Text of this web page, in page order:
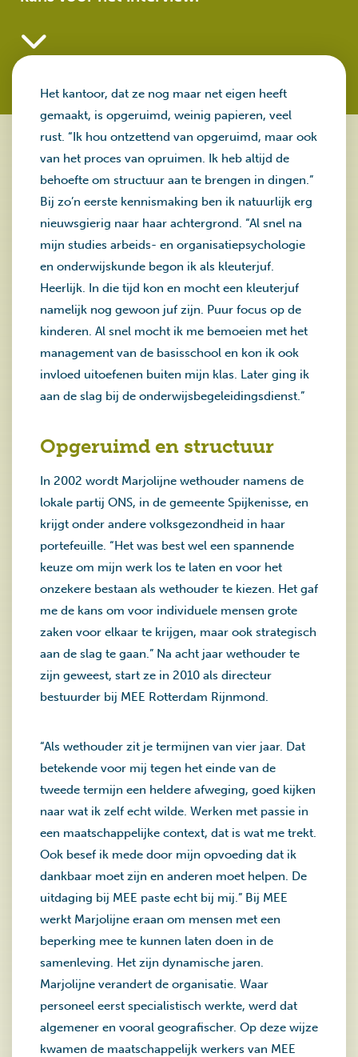
Het kantoor, dat ze nog maar net eigen heeft
gemaakt, is opgeruimd, weinig papieren, veel
rust. “Ik hou ontzettend van opgeruimd, maar ook
van het proces van opruimen. Ik heb altijd de
behoefte om structuur aan te brengen in dingen.”
Bij zo’n eerste kennismaking ben ik natuurlijk erg
nieuwsgierig naar haar achtergrond. “Al snel na
mijn studies arbeids- en organisatiepsychologie
en onderwijskunde begon ik als kleuterjuf.
Heerlijk. In die tijd kon en mocht een kleuterjuf
namelijk nog gewoon juf zijn. Puur focus op de
kinderen. Al snel mocht ik me bemoeien met het
management van de basisschool en kon ik ook
invloed uitoefenen buiten mijn klas. Later ging ik
aan de slag bij de onderwijsbegeleidingsdienst.”
Opgeruimd en structuur
In 2002 wordt Marjolijne wethouder namens de
lokale partij ONS, in de gemeente Spijkenisse, en
krijgt onder andere volksgezondheid in haar
portefeuille. “Het was best wel een spannende
keuze om mijn werk los te laten en voor het
onzekere bestaan als wethouder te kiezen. Het gaf
me de kans om voor individuele mensen grote
zaken voor elkaar te krijgen, maar ook strategisch
aan de slag te gaan.” Na acht jaar wethouder te
zijn geweest, start ze in 2010 als directeur
bestuurder bij MEE Rotterdam Rijnmond.
“Als wethouder zit je termijnen van vier jaar. Dat
betekende voor mij tegen het einde van de
tweede termijn een heldere afweging, goed kijken
naar wat ik zelf echt wilde. Werken met passie in
een maatschappelijke context, dat is wat me trekt.
Ook besef ik mede door mijn opvoeding dat ik
dankbaar moet zijn en anderen moet helpen. De
uitdaging bij MEE paste echt bij mij.” Bij MEE
werkt Marjolijne eraan om mensen met een
beperking mee te kunnen laten doen in de
samenleving. Het zijn dynamische jaren.
Marjolijne verandert de organisatie. Waar
personeel eerst specialistisch werkte, werd dat
algemener en vooral geografischer. Op deze wijze
kwamen de maatschappelijk werkers van MEE